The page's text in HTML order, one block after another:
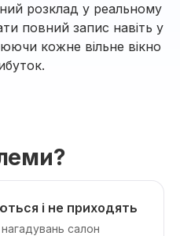
розклад у реальному
повний запис навіть у
кожне вільне вікно
і не приходять
салон